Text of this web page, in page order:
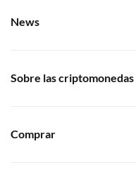
News
Sobre las criptomonedas
Comprar